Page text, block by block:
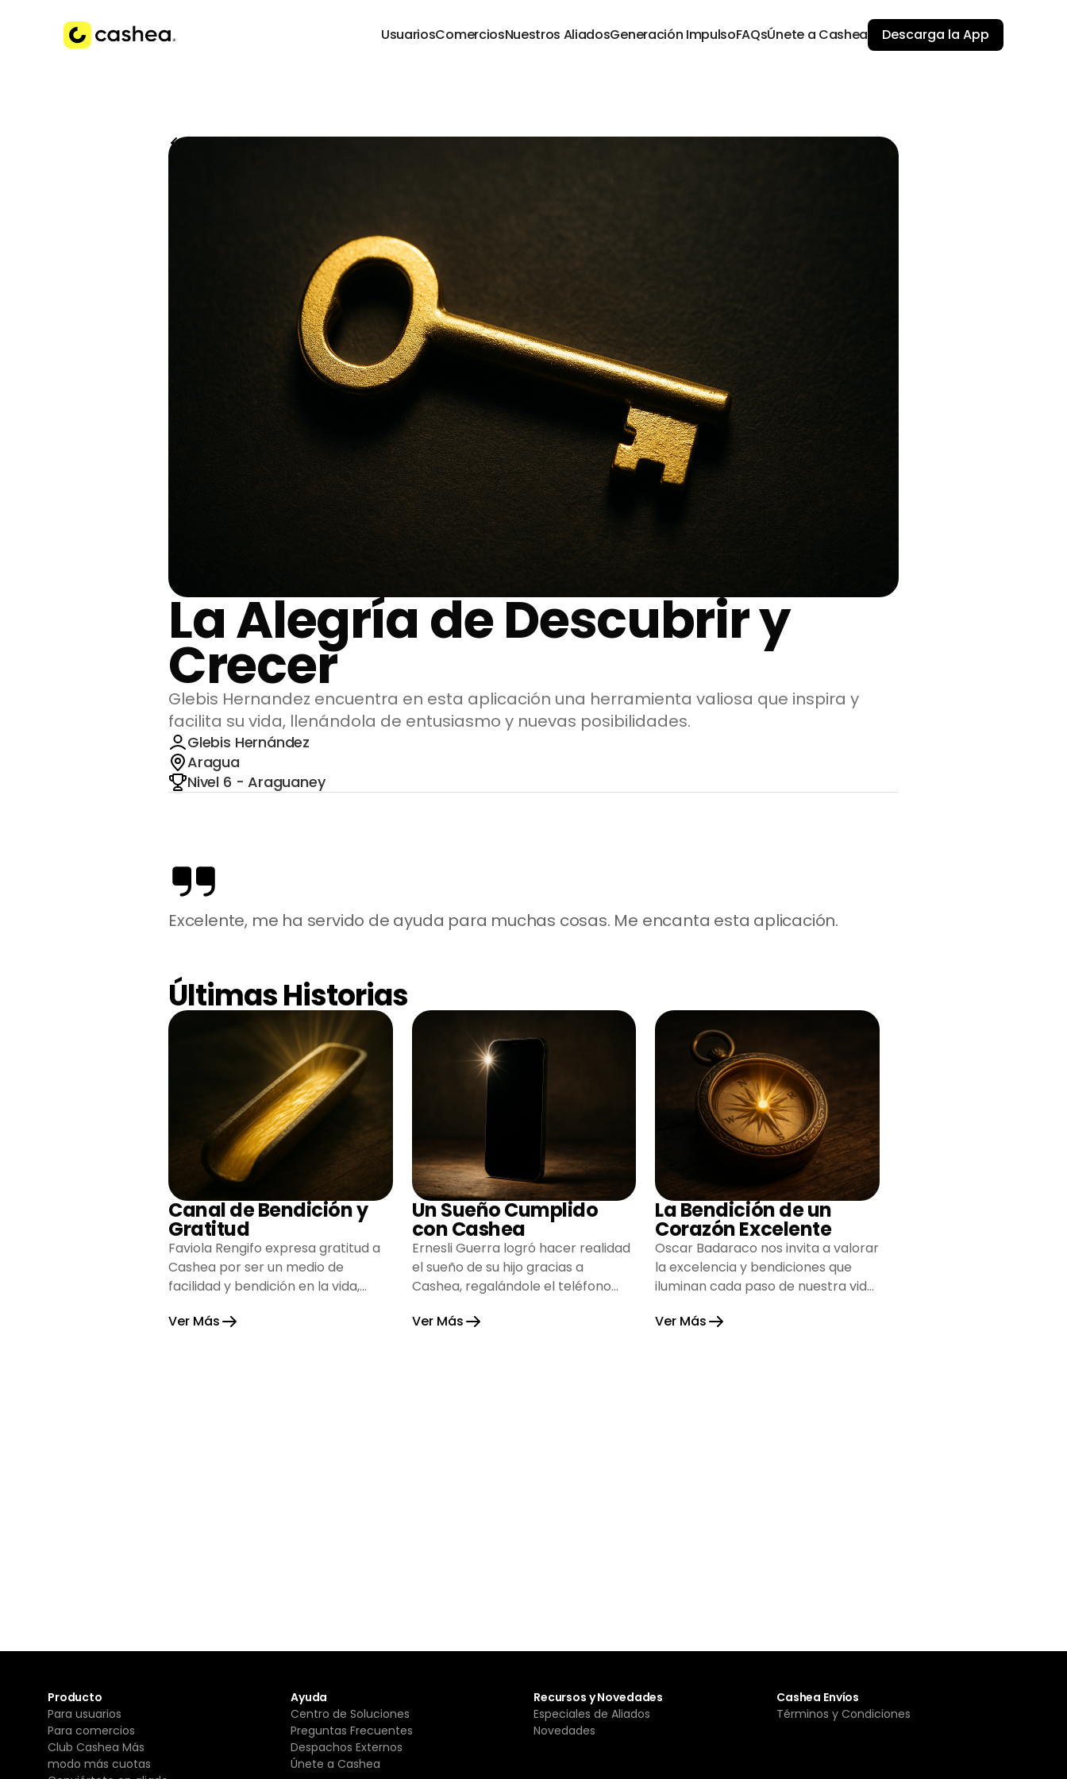
UsuariosComerciosNuestros AliadosGeneración ImpulsoFAQsÚnete a Cashea Descarga la App
Volver a Historias
La Alegría de Descubrir y
Crecer
Glebis Hernandez encuentra en esta aplicación una herramienta valiosa que inspira y
facilita su vida, llenándola de entusiasmo y nuevas posibilidades.
Glebis Hernández
Aragua
Nivel 6 - Araguaney
Excelente, me ha servido de ayuda para muchas cosas. Me encanta esta aplicación.
Últimas Historias
Canal de Bendición y
Gratitud
Faviola Rengifo expresa gratitud a
Cashea por ser un medio de
facilidad y bendición en la vida,
esperanza.
Ver Más
Un Sueño Cumplido
con Cashea
Ernesli Guerra logró hacer realidad
el sueño de su hijo gracias a
Cashea, regalándole el teléfono
alegría su hogar.
Ver Más
La Bendición de un
Corazón Excelente
Oscar Badaraco nos invita a valorar
la excelencia y bendiciones que
iluminan cada paso de nuestra vida,
gratitud y fortaleza.
Ver Más
Producto
Para usuarios
Para comercios
Club Cashea Más
modo más cuotas
Ayuda
Centro de Soluciones
Preguntas Frecuentes
Despachos Externos
Únete a Cashea
Recursos y Novedades
Especiales de Aliados
Novedades
Cashea Envíos
Términos y Condiciones